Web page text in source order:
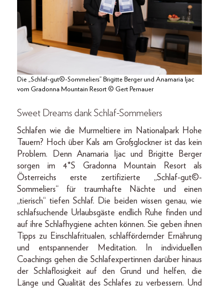
Die „Schlaf-gut©-Sommeliers“ Brigitte Berger und Anamaria Ijac
vom Gradonna Mountain Resort © Gert Pernauer
Sweet Dreams dank Schlaf-Sommeliers
Schlafen wie die Murmeltiere im Nationalpark Hohe
Tauern? Hoch über Kals am Großglockner ist das kein
Problem. Denn Anamaria Ijac und Brigitte Berger
sorgen im 4*S Gradonna Mountain Resort als
Österreichs erste zertifizierte „Schlaf-gut©-
Sommeliers“ für traumhafte Nächte und einen
„tierisch“ tiefen Schlaf. Die beiden wissen genau, wie
schlafsuchende Urlaubsgäste endlich Ruhe finden und
auf ihre Schlafhygiene achten können. Sie geben ihnen
Tipps zu Einschlafritualen, schlaffördernder Ernährung
und entspannender Meditation. In individuellen
Coachings gehen die Schlafexpertinnen darüber hinaus
der Schlaflosigkeit auf den Grund und helfen, die
Länge und Qualität des Schlafes zu verbessern. Und